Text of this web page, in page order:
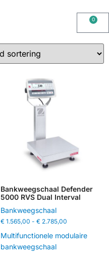
0
Bankweegschaal Defender
5000 RVS Dual Interval
Bankweegschaal
€1.565,00 - €2.785,00
Multifunctionele modulaire
bankweegschaal